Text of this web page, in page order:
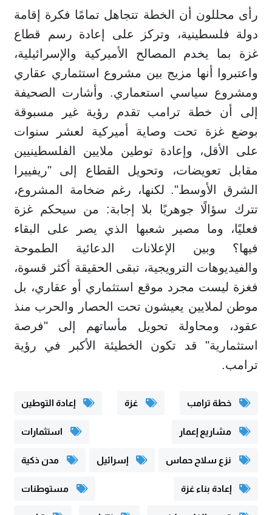
رأى محللون أن الخطة تتجاهل تمامًا فكرة إقامة
دولة فلسطينية، وتركز على إعادة رسم قطاع
غزة بما يخدم المصالح الأميركية والإسرائيلية،
واعتبروا أنها مزيج بين مشروع استثماري عقاري
ومشروع سياسي استعماري. وأشارت الصحيفة
إلى أن خطة ترامب تقدم رؤية غير مسبوقة
بوضع غزة تحت وصاية أميركية لعشر سنوات
على الأقل، وإعادة توطين ملايين الفلسطينيين
مقابل تعويضات، وتحويل القطاع إلى "ريفييرا
الشرق الأوسط". لكنها، رغم ضخامة المشروع،
تترك سؤالًا جوهريًا بلا إجابة: من سيحكم غزة
فعليًا، وما مصير شعبها الذي يصر على البقاء
فيها؟ وبين الإعلانات الدعائية الطموحة
والفيديوهات الترويجية، تبقى الحقيقة أكثر قسوة،
فغزة ليست مجرد موقع استثماري أو عقاري، بل
موطن لملايين يعيشون تحت الحصار والحرب منذ
عقود، ومحاولة تحويل مأساتهم إلى "فرصة
استثمارية" قد تكون الخطيئة الأكبر في رؤية
ترامب.
خطة ترامب غزة إعادة التوطين
مشاريع إعمار استثمارات
نزع سلاح حماس إسرائيل مدن ذكية
إعادة بناء غزة مستوطنات